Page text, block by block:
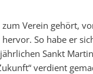
Verein gehört,
So habe er
Sankt
verdient